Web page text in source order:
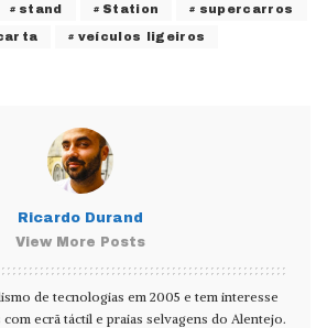
stand Station supercarros
veículos ligeiros
Ricardo Durand
View More Posts
de tecnologias em 2005 e tem interesse
ecrã táctil e praias selvagens do Alentejo.